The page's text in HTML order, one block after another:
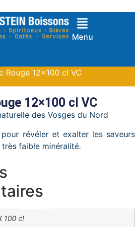
Menu
Rouge 12×100 cl VC
12×100 cl VC
des Vosges du Nord
révéler et exalter les saveurs
faible minéralité.
100 cl